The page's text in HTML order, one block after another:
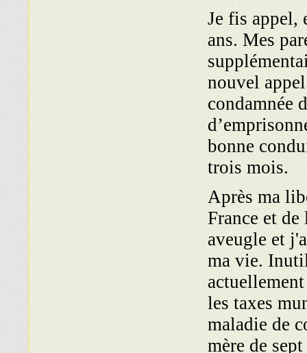
Je fis appel,
ans. Mes
nouvel
condamnée
bonne
trois mois.
Après ma
France et
aveugle et
ma vie.
les taxes
maladie de
mère de